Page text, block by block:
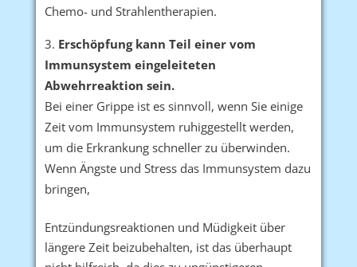
Chemo- und Strahlentherapien.
Erschöpfung kann Teil einer vom
Immunsystem eingeleiteten
Abwehrreaktion sein.
Bei einer Grippe ist es sinnvoll, wenn Sie einige
Zeit vom Immunsystem ruhiggestellt werden,
um die Erkrankung schneller zu überwinden.
Wenn Ängste und Stress das Immunsystem dazu
bringen,
Entzündungsreaktionen und Müdigkeit über
längere Zeit beizubehalten, ist das überhaupt